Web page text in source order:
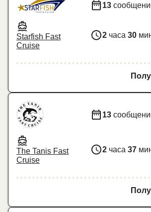
Starfish Fast
Cruise
13
2 часа 30
The Tanis Fast
Cruise
13
2 часа 37